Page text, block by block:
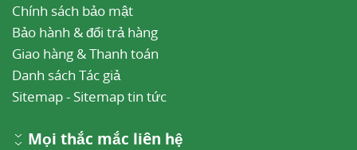
Chính sách bảo mật
Bảo hành & đổi trả hàng
Giao hàng & Thanh toán
Danh sách Tác giả
Sitemap- Sitemap tin tức
Mọi thắc mắc liên hệ